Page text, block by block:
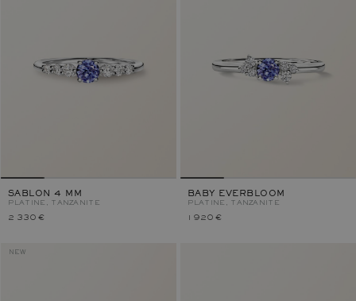
SABLON 4 MM
PLATINE, TANZANITE
2 330 €
BABY EVERBLOOM
PLATINE, TANZANITE
1 920 €
NEW